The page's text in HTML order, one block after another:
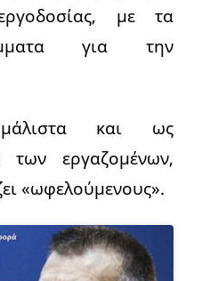
με τα
για την
και ως
των εργαζομένων,
«ωφελούμενους».